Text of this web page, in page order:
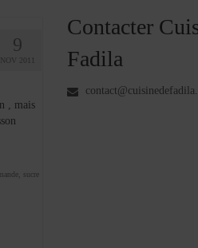
9
NOV 2011
, mais
,
sucre
Contacter
Fadila